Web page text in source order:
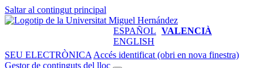
Saltar al contingut principal
ESPAÑOL VALENCIÀ
ENGLISH
SEU ELECTRÒNICA Accés identificat (obri en nova finestra)
Gestor de continguts del lloc